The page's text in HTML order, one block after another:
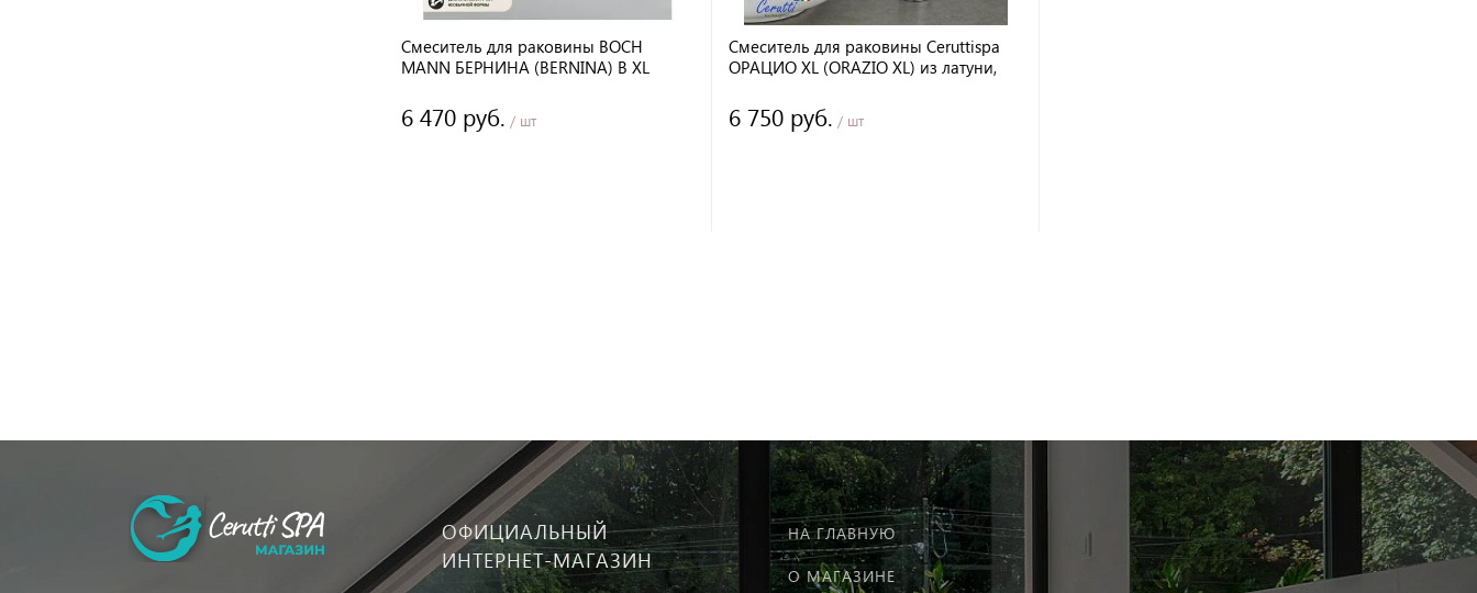
Смеситель для раковины BOCH
MANN БЕРНИНА (BERNINA) B XL
6 470 руб. / шт
Смеситель для раковины Ceruttispa
ОРАЦИО XL (ORAZIO XL) из латуни,
6 750 руб. / шт
ОФИЦИАЛЬНЫЙ
ИНТЕРНЕТ-МАГАЗИН
НА ГЛАВНУЮ
О МАГАЗИНЕ